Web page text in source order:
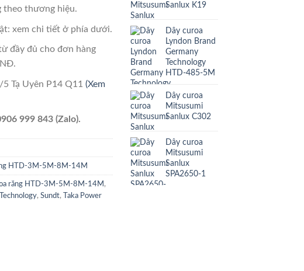
theo thương hiệu.
xem chi tiết ở phía dưới.
đầy đủ cho đơn hàng
Tạ Uyên P14 Q11 (Xem
999 843 (Zalo).
HTD-3M-5M-8M-14M
răng HTD-3M-5M-8M-14M ,
, Sundt,
Taka Power
Sanlux K19
Dây curoa
Lyndon Brand
Germany
Technology
HTD-485-5M
Dây curoa
Mitsusumi
Sanlux C302
Dây curoa
Mitsusumi
Sanlux
SPA2650-1